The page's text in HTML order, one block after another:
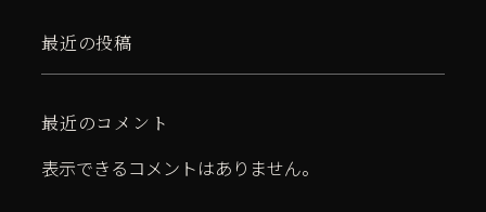
最近の投稿
最近のコメント
表示できるコメントはありません。